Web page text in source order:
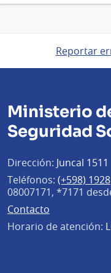
Reportar
Ministerio
Seguridad
Dirección: Juncal 1511
Teléfonos: (+598) 1928
08007171, *7171
Contacto
Horario de atención: